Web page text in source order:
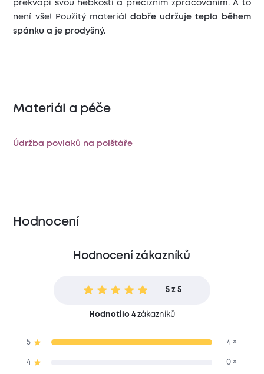
překvapí svou hebkostí a precizním zpracováním. A to
není vše! Použitý materiáldobře udržuje teplo během
spánku a je prodyšný.
Materiál a péče
Údržba povlaků na polštáře
Hodnocení
Hodnocení zákazníků
5 z 5
Hodnotilo 4zákazníků
5 4 ×
4 0 ×